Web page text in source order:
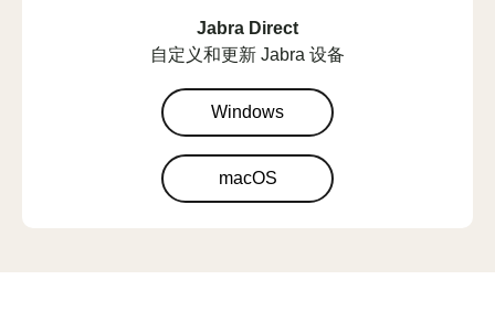
Jabra Direct
自定义和更新 Jabra 设备
Windows
macOS